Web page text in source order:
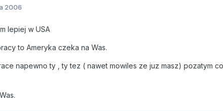
2006
lepiej w USA
to Ameryka czeka na Was.
napewno ty , ty tez ( nawet mowiles ze juz masz) pozatym